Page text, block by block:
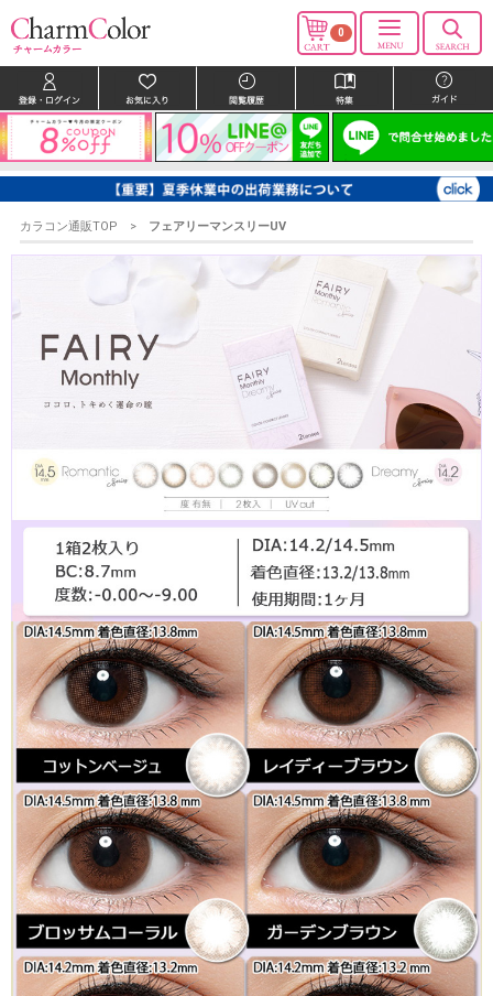
0
カラコン通販TOP フェアリーマンスリーUV